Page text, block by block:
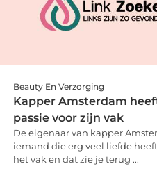
Beauty En Verzorging
Kapper Amsterdam
passie voor zijn vak
De eigenaar van kapper
iemand die erg veel liefde
het vak en dat zie je terug ...